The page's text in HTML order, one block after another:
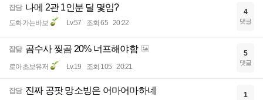
잡담 나메 2관 1인분 딜 몇임?
도화가는바보 Lv.57 조회 65 20:22
4
댓글
잡담 곰수사 찢곰 20% 너프해야함
로아초보유저 Lv.19 조회 105 20:21
5
댓글
잡담 진짜 공팟 망소빙은 어마어마하네 1